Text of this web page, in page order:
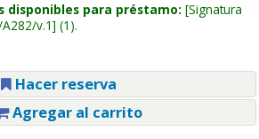
disponibles para préstamo: Signatura
v.1 (1).
Hacer reserva
Agregar al carrito